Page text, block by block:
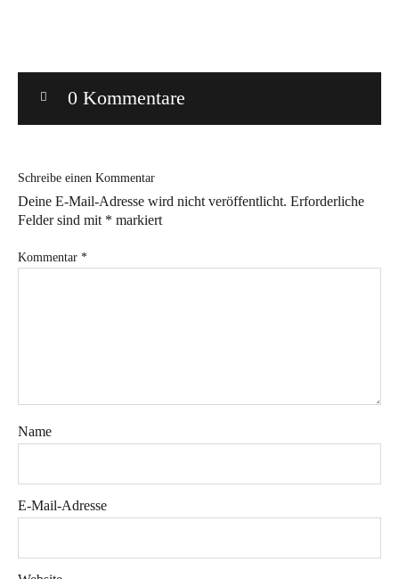
InstagramFacebookPinterestTweed
Rapantinchen
0 Kommentare
Schreibe einen Kommentar
Deine E-Mail-Adresse wird nicht veröffentlicht. Erforderliche
Felder sind mit * markiert
Kommentar *
Name
E-Mail-Adresse